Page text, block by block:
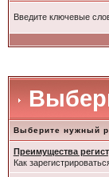
Введите ключевые
Выберите нужный
Преимущества
Как